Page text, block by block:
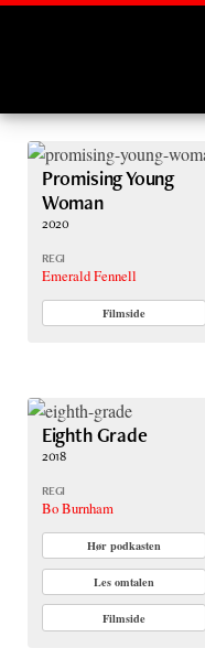
Promising Young
Woman
2020
REGI
Emerald Fennell
Filmside
Eighth Grade
2018
REGI
Bo Burnham
Hør podkasten
Les omtalen
Filmside